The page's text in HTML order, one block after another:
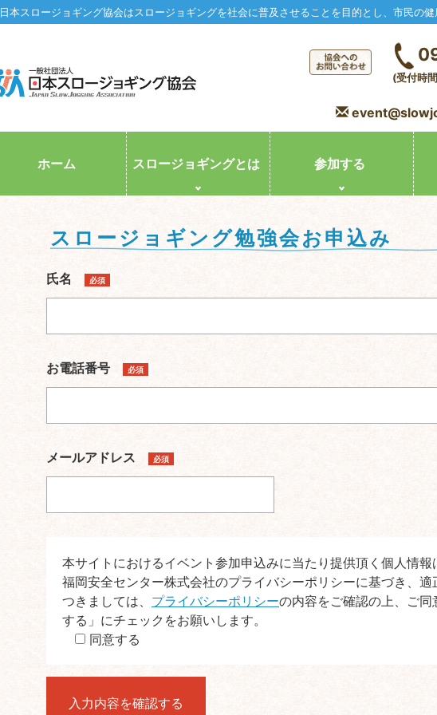
日本スロージョギング協会はスロージョギングを社会に普及させることを目的とし、市民の
(受付時
ホーム スロージョギングとは 参加する
スロージョギング勉強会お申込み
氏名 必須
お電話番号 必須
メールアドレス 必須
本サイトにおけるイベント参加申込みに当たり提供頂く個人情
福岡安全センター株式会社のプライバシーポリシーに基づき、適
つきましては、 プライバシーポリシーの内容をご確認の上、ご
する」にチェックをお願いします。
同意する